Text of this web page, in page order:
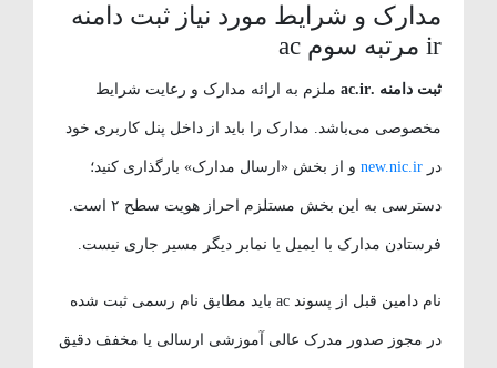
مدارک و شرایط مورد نیاز ثبت دامنه
ثبت دامنه .ac.ir ملزم به ارائه مدارک و رعایت شرایط
مخصوصی می‌باشد. مدارک را باید از داخل پنل کاربری خود
درnew.nic.irو از بخش «ارسال مدارک» بارگذاری کنید؛
دسترسی به این بخش مستلزم احراز هویت سطح ۲ است.
فرستادن مدارک با ایمیل یا نمابر دیگر مسیر جاری نیست.
نام دامین قبل از پسوند ac باید مطابق نام رسمی ثبت شده
در مجوز صدور مدرک عالی آموزشی ارسالی یا مخفف دقیق